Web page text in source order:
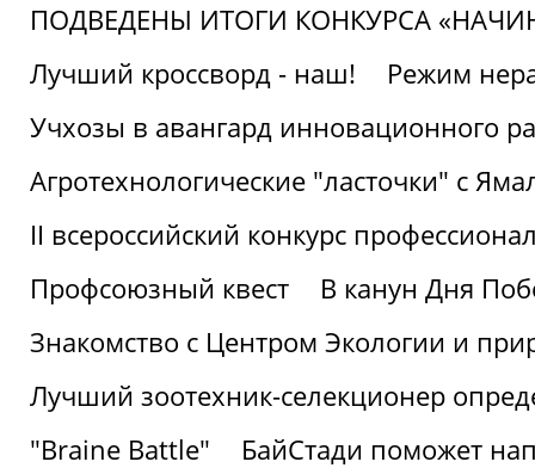
ПОДВЕДЕНЫ ИТОГИ КОНКУРСА
Лучший кроссворд - наш!
Режим
Учхозы в авангард инновационного
Агротехнологические "ласточки" с
II всероссийский конкурс
Профсоюзный квест
В канун Дня
Знакомство с Центром Экологии и
Лучший зоотехник-селекционер
"Braine Battle"
БайСтади поможет